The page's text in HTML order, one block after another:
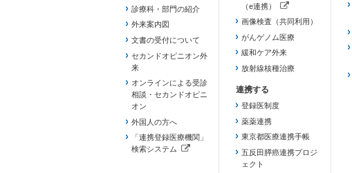
診療科・部門の紹介
外来案内図
文書の受付について
セカンドオピニオン外
来
オンラインによる受診
相談・セカンドオピニ
オン
外国人の方へ
「連携登録医療機関」
検索システム
（e連携）
（新しいタブで開きます）
画像検査（共同利用）
がんゲノム医療
緩和ケア外来
放射線核種治療
登録医制度
薬薬連携
東京都医療連携手帳
五反田膵癌連携プロジ
ェクト